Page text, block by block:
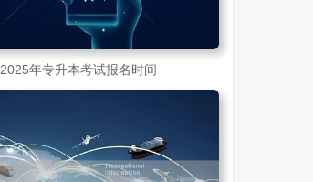
2025年专升本考试报名时间